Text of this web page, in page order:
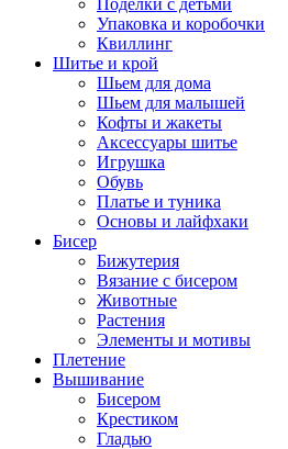
Поделки с детьми
Упаковка и коробочки
Квиллинг
Шитье и крой
Шьем для дома
Шьем для малышей
Кофты и жакеты
Аксессуары шитье
Игрушка
Обувь
Платье и туника
Основы и лайфхаки
Бисер
Бижутерия
Вязание с бисером
Животные
Растения
Элементы и мотивы
Плетение
Вышивание
Бисером
Крестиком
Гладью